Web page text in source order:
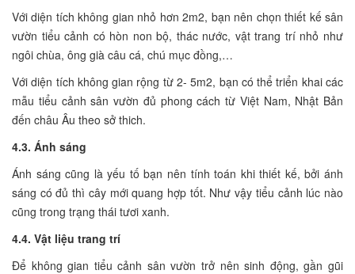
Với diện tích không gian nhỏ hơn 2m2, bạn nên chọn thiết kế sân
vườn tiểu cảnh có hòn non bộ, thác nước, vật trang trí nhỏ như
ngôi chùa, ông già câu cá, chú mục đồng,…
Với diện tích không gian rộng từ 2- 5m2, bạn có thể triển khai các
mẫu tiểu cảnh sân vườn đủ phong cách từ Việt Nam, Nhật Bản
đến châu Âu theo sở thich.
4.3. Ánh sáng
Ánh sáng cũng là yếu tố bạn nên tính toán khi thiết kế, bởi ánh
sáng có đủ thì cây mới quang hợp tốt. Như vậy tiểu cảnh lúc nào
cũng trong trạng thái tươi xanh.
4.4. Vật liệu trang trí
Để không gian tiểu cảnh sân vườn trở nên sinh động, gần gũi